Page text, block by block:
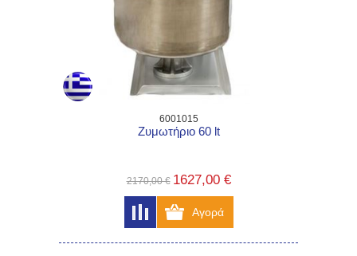
6001015
Ζυμωτήριο 60 lt
2170,00 € 1627,00 €